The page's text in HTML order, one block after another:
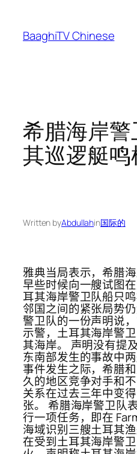
content
BaaghiTV Chinese
希腊海岸
其巡逻艇
Written byAbdullahin国际的
雅典当局表示，希腊
早些时候向一艘试图
耳其海岸警卫队船只
邻国之间的紧张局势
警卫队的一份声明说
示警，土耳其海岸警
其海岸。 声明没有提
东南部发生的事故中
事件发生之际，希腊
久的地区竞争对手和
关系在过去三年中变
张。 希腊海岸警卫队
行一项任务，即在
海域识别三艘土耳其
在受到土耳其海岸警